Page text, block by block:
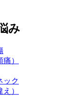
み
）
ック
）